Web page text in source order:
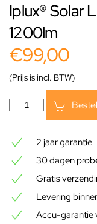
Iplux® Solar
1200lm
€99,00
(Prijs is incl. BTW)
2 jaar garantie
30 dagen
Gratis
Levering
Accu-garantie